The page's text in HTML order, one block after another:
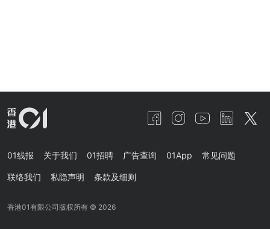
01线报 关于我们 01招聘 广告查询 01App 常见问题
联络我们 私隐声明 条款及细则
香港01有限公司版权所有 © 2026